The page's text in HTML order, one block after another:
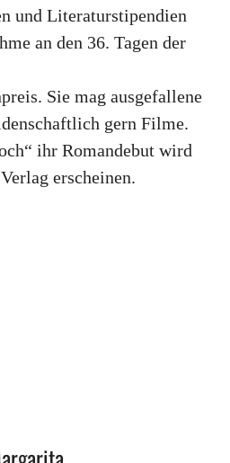
und Literaturstipendien
an den 36. Tagen der
Sie mag ausgefallene
gern Filme.
ihr Romandebut wird
erscheinen.